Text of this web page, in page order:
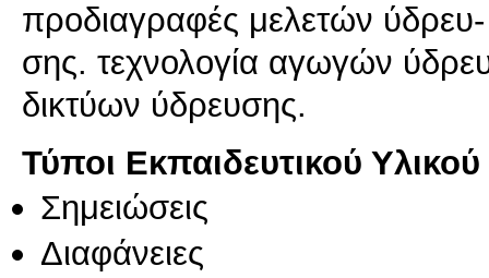
προδιαγραφές μελετών ύδρευ-
σης. τεχνολογία αγωγών
δικτύων ύδρευσης.
Τύποι Εκπαιδευτικού Υλικού
Σημειώσεις
Διαφάνειες